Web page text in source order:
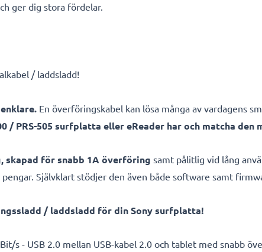
ger dig stora fördelar.
/ laddsladd!
En överföringskabel kan lösa många av vardagens
/ PRS-505 surfplatta eller eReader har och matcha den
skapad för snabb 1A överföring samt pålitlig vid lång
Självklart stödjer den även både software samt
/ laddsladd för din Sony surfplatta!
s - USB 2.0 mellan USB-kabel 2.0 och tablet med snabb